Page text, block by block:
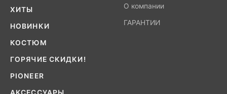
ХИТЫ
НОВИНКИ
КОСТЮМ
ГОРЯЧИЕ СКИДКИ!
PIONEER
АКСЕССУАРЫ
О компании
ГАРАНТИИ